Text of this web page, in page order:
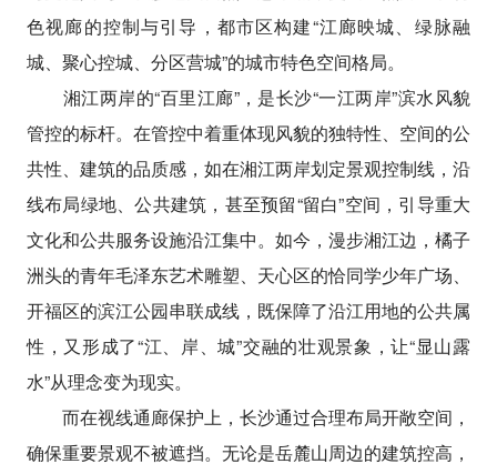
色视廊的控制与引导，都市区构建“江廊映城、绿脉融
城、聚心控城、分区营城”的城市特色空间格局。
湘江两岸的“百里江廊”，是长沙“一江两岸”滨水风貌
管控的标杆。在管控中着重体现风貌的独特性、空间的公
共性、建筑的品质感，如在湘江两岸划定景观控制线，沿
线布局绿地、公共建筑，甚至预留“留白”空间，引导重大
文化和公共服务设施沿江集中。如今，漫步湘江边，橘子
洲头的青年毛泽东艺术雕塑、天心区的恰同学少年广场、
开福区的滨江公园串联成线，既保障了沿江用地的公共属
性，又形成了“江、岸、城”交融的壮观景象，让“显山露
水”从理念变为现实。
而在视线通廊保护上，长沙通过合理布局开敞空间，
确保重要景观不被遮挡。无论是岳麓山周边的建筑控高，